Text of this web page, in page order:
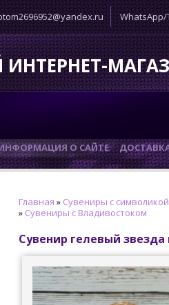
WhatsApp/
О САЙТЕ
Главная » Сувениры с
» Сувениры с Владивостоком
Сувенир гелевый